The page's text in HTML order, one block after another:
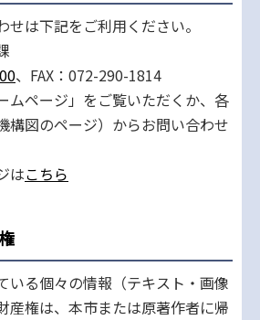
せは下記をご利用ください。
、FAX：072-290-1814
ムページ」をご覧いただくか、各
構図のページ）からお問い合わせ
はこちら
いる個々の情報（テキスト・画像
産権は、本市または原著作者に帰